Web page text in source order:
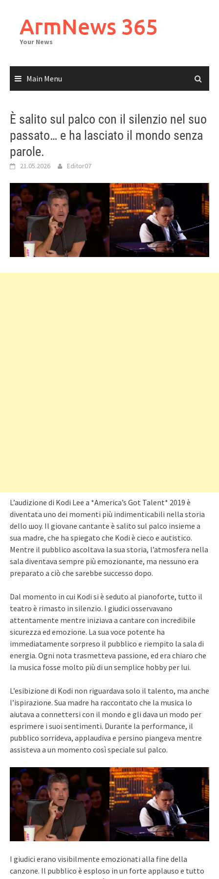
contentArmNews 365
Your News
Main Menu
È salito sul palco con il silenzio nel suo
passato… e ha lasciato il mondo senza
parole.
21.05.2026 Editor07
L’audizione di Kodi Lee a *America’s Got Talent* 2019 è
diventata uno dei momenti più indimenticabili nella storia
dello шоу. Il giovane cantante è salito sul palco insieme a
sua madre, che ha spiegato che Kodi è cieco e autistico.
Mentre il pubblico ascoltava la sua storia, l’atmosfera nella
sala diventava sempre più emozionante, ma nessuno era
preparato a ciò che sarebbe successo dopo.
Dal momento in cui Kodi si è seduto al pianoforte, tutto il
teatro è rimasto in silenzio. I giudici osservavano
attentamente mentre iniziava a cantare con incredibile
sicurezza ed emozione. La sua voce potente ha
immediatamente sorpreso il pubblico e riempito la sala di
energia. Ogni nota trasmetteva passione, ed era chiaro che
la musica fosse molto più di un semplice hobby per lui.
L’esibizione di Kodi non riguardava solo il talento, ma anche
l’ispirazione. Sua madre ha raccontato che la musica lo
aiutava a connettersi con il mondo e gli dava un modo per
esprimere i suoi sentimenti. Durante la performance, il
pubblico sorrideva, applaudiva e persino piangeva mentre
assisteva a un momento così speciale sul palco.
I giudici erano visibilmente emozionati alla fine della
canzone. Il pubblico è esploso in un forte applauso e tutto